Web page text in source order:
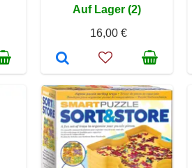
Auf Lager (2)
16,00 €